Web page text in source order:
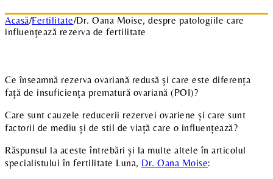
Acasă/Fertilitate/Dr. Oana Moise, despre patologiile care
influenţează rezerva de fertilitate
Ce înseamnă rezerva ovariană redusă şi care este diferența
față de insuficienţa prematură ovariană (POI)?
Care sunt cauzele reducerii rezervei ovariene și care sunt
factorii de mediu și de stil de viață care o influențează?
Răspunsul la aceste întrebări și la multe altele în articolul
specialistului în fertilitate Luna, Dr. Oana Moise: